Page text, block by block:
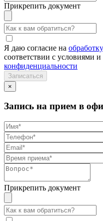
Прикрепить документ
Я даю согласие на
соответствии с условиями
конфиденциальности
×
Запись на прием в
Прикрепить документ